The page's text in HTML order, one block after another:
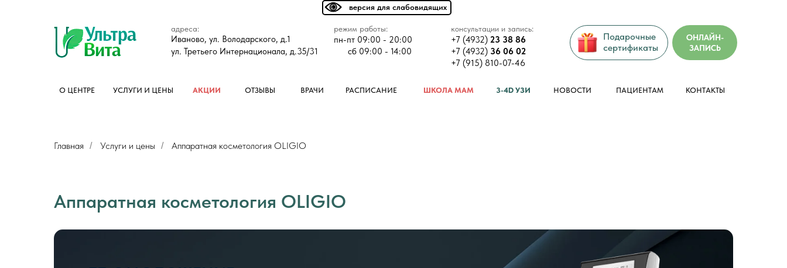
пн-пт 09:00 - 20:00
Иваново, ул. Володарского, д.1
ул. Третьего Интернационала, д.35/31
режим работы: консультации и запись:
адреса:
+7 (4932) 23 38 86
+7 (4932) 36 06 02
+7 (915) 810-07-46
ОНЛАЙН-
ЗАПИСЬ
сб 09:00 - 14:00
ШКОЛА МАМ
О ЦЕНТРЕ ОТЗЫВЫ
УСЛУГИ И ЦЕНЫ ВРАЧИ РАСПИСАНИЕ КОНТАКТЫ
НОВОСТИ ПАЦИЕНТАМ
АКЦИИ
онлайн-запись
3-4D УЗИ
Подарочные
сертификаты
версия для слабовидящих
Главная / Услуги и цены / Аппаратная косметология OLIGIO
Аппаратная косметология OLIGIO